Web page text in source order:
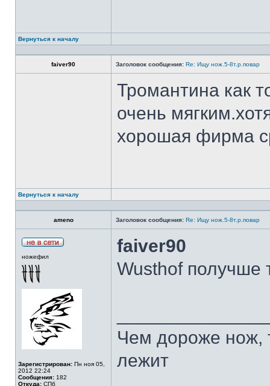
Вернуться к началу
faiver90 Заголовок сообщения: Re: Ищу нож.5-8т.р.повар
Тромантина как
очень
хорошая фирма
Вернуться к началу
ameno Заголовок сообщения: Re: Ищу нож.5-8т.р.повар
ножефил
Зарегистрирован: Пн ноя 05,
2012 22:24
Сообщения: 182
Откуда: СПб
faiver90
Wusthof получше
Чем дороже нож,
лежит